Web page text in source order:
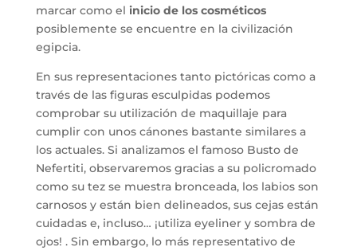
marcar como el inicio de los cosméticos
posiblemente se encuentre en la civilización
egipcia.
En sus representaciones tanto pictóricas como a
través de las figuras esculpidas podemos
comprobar su utilización de maquillaje para
cumplir con unos cánones bastante similares a
los actuales. Si analizamos el famoso Busto de
Nefertiti, observaremos gracias a su policromado
como su tez se muestra bronceada, los labios son
carnosos y están bien delineados, sus cejas están
cuidadas e, incluso… ¡utiliza eyeliner y sombra de
ojos! . Sin embargo, lo más representativo de